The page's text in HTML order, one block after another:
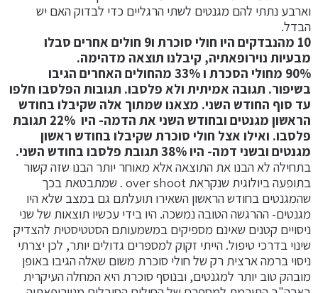
וארבע נתתי להם מגנטים לשתי הרגליים כדי לבדוק האם יש
הבדל.
10 מהנבדקים היו חולי סוכרת ו9 חולים אחרים סבלו
מבעיות נוירופאתיה, קיבלנו תוצאה מדהימה.
90% מחולי הסכרת
ו 33% מהחולים האחרים
הגיבו
בשיפור. תגובה אמיתית ולא פלסבו. תגובות הפלסבו חלפו
עד סוף החודש השני. מצאנו שמתוך אלה שקיבלו בחודש
הראשון מגנטים ובחודש השני את הדמה- היו 22% תגובת
פלסבו. ואילו אצל חולי סוכרת שקיבלו בחודש ראשון
מגנטים ובשני דמה- היו 38% תגובת פלסבו בחודש השני.
בתחילה לא הבנו את התוצאה אלא מאוחר יותר הבנו שזה קשור
בתופעה ביולוגית שנקראת over shoot . שמתבטאת בכך
שהמגנטים בחודש הראשון השאירו תועלתם גם במצב שלא היו
מגנטים- ההרגשה הטובה נמשכה. היו בידי עכשיו תוצאות של שני
ניסויים קטנים שאינם מספיקים במשמעותם הסטטיסטית להצדיק
שינוי בדרכי טיפול. הייתי זקוק למספרים גדולים יותר, לכן יצרתי
ניסוי ברמה ארצית רק של חולי סוכרת משום שאלה הגיבו באופן
מובהק טוב יותר למגנטים, ובנוסף סוכרת היא המחלה העיקרית